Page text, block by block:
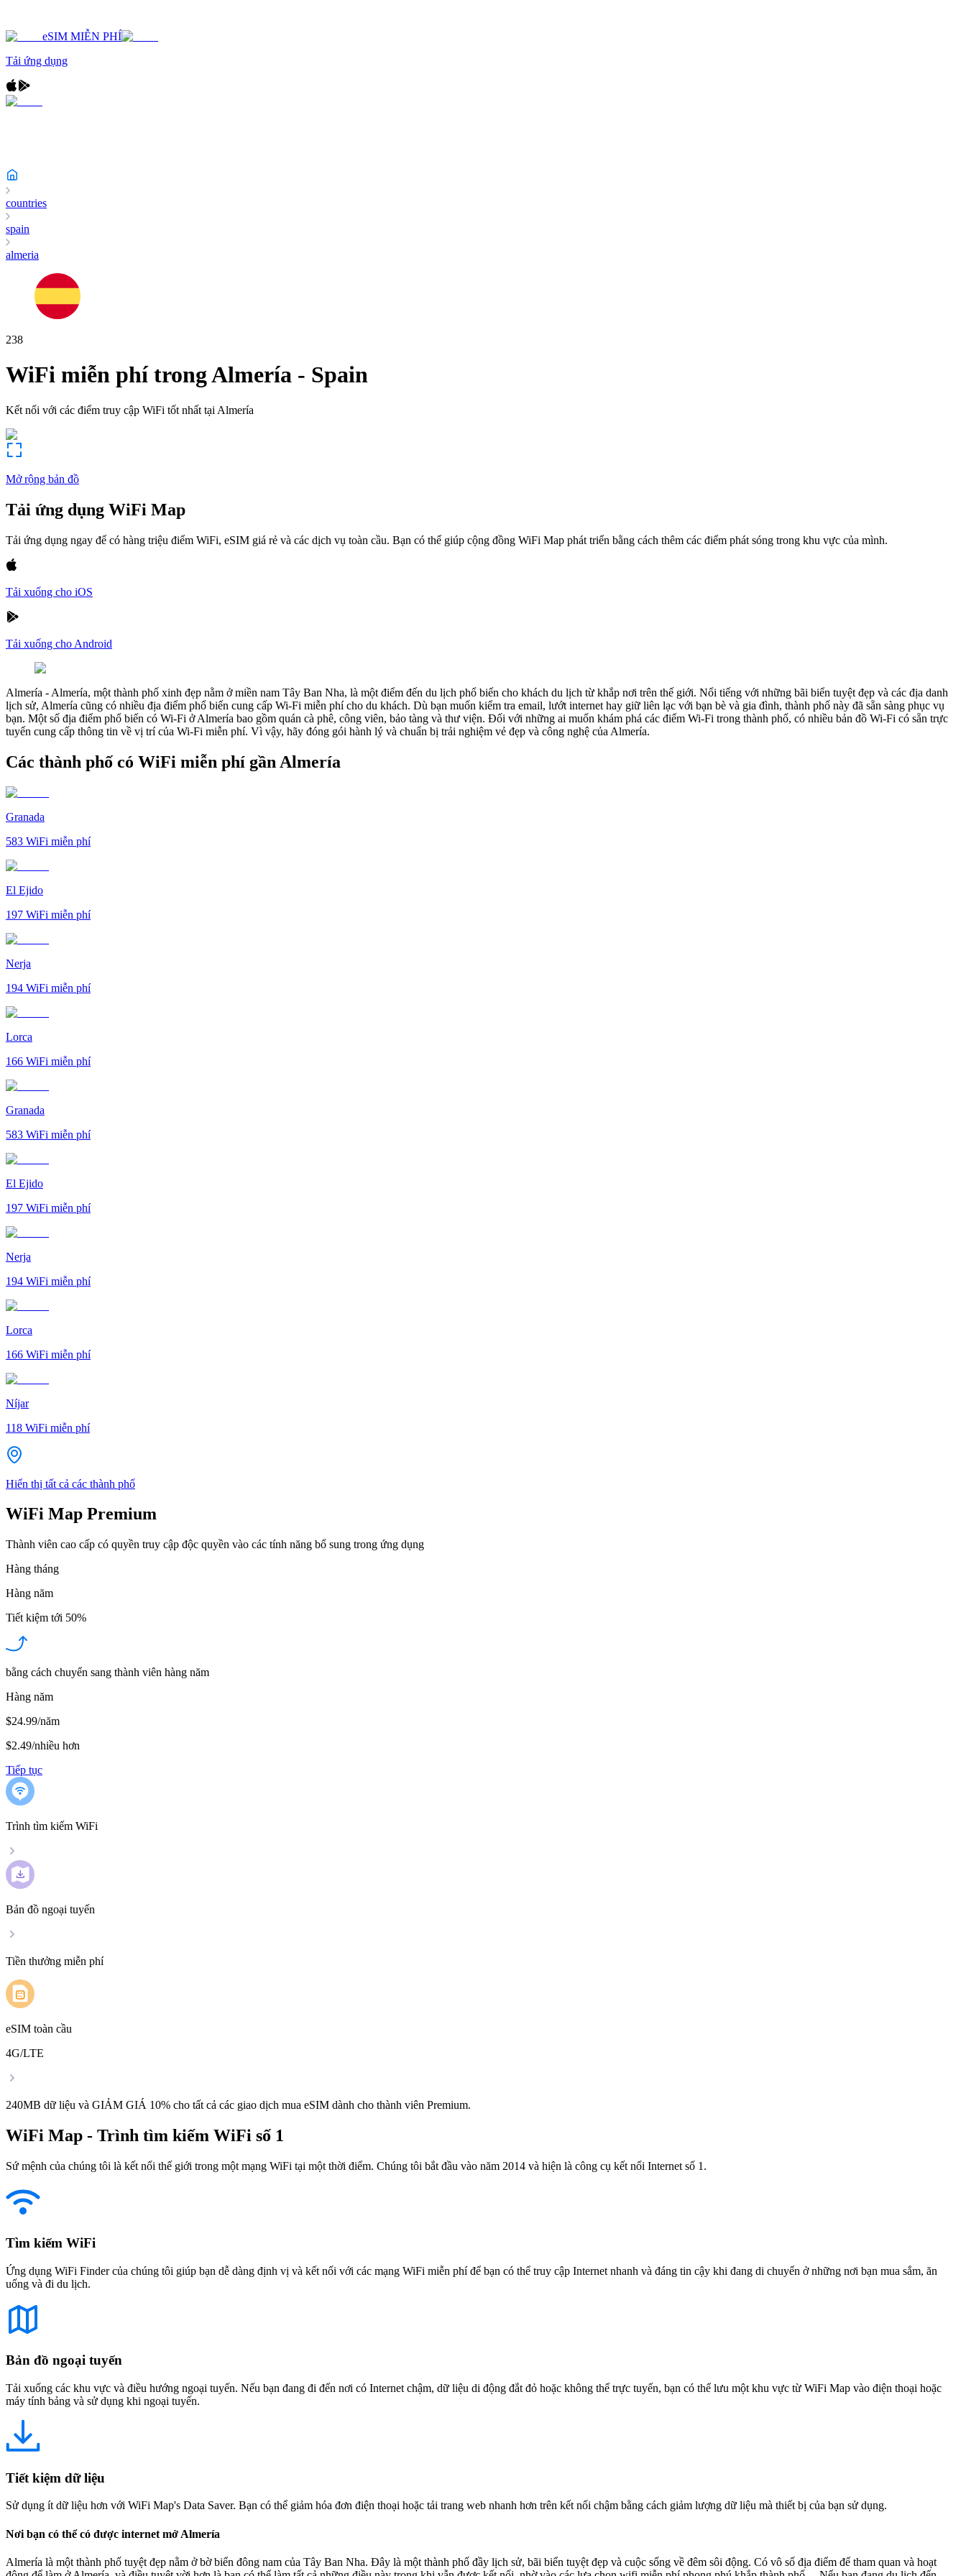
eSIM MIỄN PHÍ
Tải ứng dụng
countries
spain
almeria
238
WiFi miễn phí trongAlmería - Spain
Kết nối với các điểm truy cập WiFi tốt nhất tại Almería
Mở rộng bản đồ
Tải ứng dụng WiFi Map
Tải ứng dụng ngay để có hàng triệu điểm WiFi, eSIM giá rẻ và các dịch vụ toàn cầu. Bạn có thể giúp cộng đồng WiFi Map phát triển bằng cách thêm các điểm phát sóng trong khu vực của mình.
Tải xuống cho iOS
Tải xuống cho Android
Almería - Almería, một thành phố xinh đẹp nằm ở miền nam Tây Ban Nha, là một điểm đến du lịch phổ biến cho khách du lịch từ khắp nơi trên thế giới. Nổi tiếng với những bãi biển tuyệt đẹp và các địa danh
lịch sử, Almería cũng có nhiều địa điểm phổ biến cung cấp Wi-Fi miễn phí cho du khách. Dù bạn muốn kiểm tra email, lướt internet hay giữ liên lạc với bạn bè và gia đình, thành phố này đã sẵn sàng phục vụ
bạn. Một số địa điểm phổ biến có Wi-Fi ở Almería bao gồm quán cà phê, công viên, bảo tàng và thư viện. Đối với những ai muốn khám phá các điểm Wi-Fi trong thành phố, có nhiều bản đồ Wi-Fi có sẵn trực
tuyến cung cấp thông tin về vị trí của Wi-Fi miễn phí. Vì vậy, hãy đóng gói hành lý và chuẩn bị trải nghiệm vẻ đẹp và công nghệ của Almería.
Các thành phố có WiFi miễn phí gần Almería
Granada
583 WiFi miễn phí
El Ejido
197 WiFi miễn phí
Nerja
194 WiFi miễn phí
Lorca
166 WiFi miễn phí
Granada
583 WiFi miễn phí
El Ejido
197 WiFi miễn phí
Nerja
194 WiFi miễn phí
Lorca
166 WiFi miễn phí
Níjar
118 WiFi miễn phí
Hiển thị tất cả các thành phố
WiFi Map Premium
Thành viên cao cấp có quyền truy cập độc quyền vào các tính năng bổ sung trong ứng dụng
Hàng tháng
Hàng năm
Tiết kiệm tới 50%
bằng cách chuyển sang thành viên hàng năm
Hàng năm
$24.99/năm
$2.49/nhiều hơn
Tiếp tục
Trình tìm kiếm WiFi
Bản đồ ngoại tuyến
Tiền thưởng miễn phí
eSIM toàn cầu
4G/LTE
240MB dữ liệu và GIẢM GIÁ 10% cho tất cả các giao dịch mua eSIM dành cho thành viên Premium.
WiFi Map - Trình tìm kiếm WiFi số 1
Sứ mệnh của chúng tôi là kết nối thế giới trong một mạng WiFi tại một thời điểm. Chúng tôi bắt đầu vào năm 2014 và hiện là công cụ kết nối Internet số 1.
Tìm kiếm WiFi
Ứng dụng WiFi Finder của chúng tôi giúp bạn dễ dàng định vị và kết nối với các mạng WiFi miễn phí để bạn có thể truy cập Internet nhanh và đáng tin cậy khi đang di chuyển ở những nơi bạn mua sắm, ăn
uống và đi du lịch.
Bản đồ ngoại tuyến
Tải xuống các khu vực và điều hướng ngoại tuyến. Nếu bạn đang đi đến nơi có Internet chậm, dữ liệu di động đắt đỏ hoặc không thể trực tuyến, bạn có thể lưu một khu vực từ WiFi Map vào điện thoại hoặc
máy tính bảng và sử dụng khi ngoại tuyến.
Tiết kiệm dữ liệu
Sử dụng ít dữ liệu hơn với WiFi Map's Data Saver. Bạn có thể giảm hóa đơn điện thoại hoặc tải trang web nhanh hơn trên kết nối chậm bằng cách giảm lượng dữ liệu mà thiết bị của bạn sử dụng.
Nơi bạn có thể có được internet mở Almería
Almería là một thành phố tuyệt đẹp nằm ở bờ biển đông nam của Tây Ban Nha. Đây là một thành phố đầy lịch sử, bãi biển tuyệt đẹp và cuộc sống về đêm sôi động. Có vô số địa điểm để tham quan và hoạt